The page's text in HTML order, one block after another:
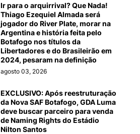
Ir para o arquirrival? Que Nada!
Thiago Ezequiel Almada será
jogador do River Plate, morar na
Argentina e história feita pelo
Botafogo nos títulos da
Libertadores e do Brasileirão em
2024, pesaram na definição
agosto 03, 2026
EXCLUSIVO: Após reestruturação
da Nova SAF Botafogo, GDA Luma
deve buscar parceiro para venda
de Naming Rights do Estádio
Nilton Santos